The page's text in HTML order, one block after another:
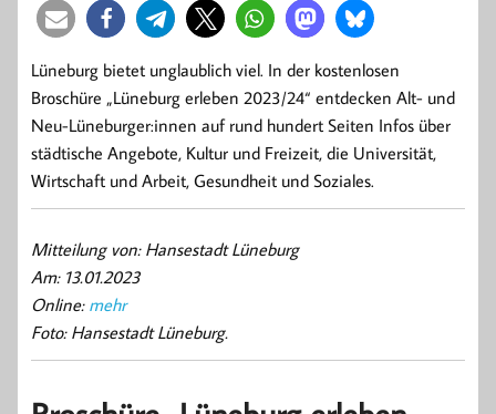
Lüneburg bietet unglaublich viel. In der kostenlosen
Broschüre „Lüneburg erleben 2023/24“ entdecken Alt- und
Neu-Lüneburger:innen auf rund hundert Seiten Infos über
städtische Angebote, Kultur und Freizeit, die Universität,
Wirtschaft und Arbeit, Gesundheit und Soziales.
Mitteilung von: Hansestadt Lüneburg
Am: 13.01.2023
Online: mehr
Foto: Hansestadt Lüneburg.